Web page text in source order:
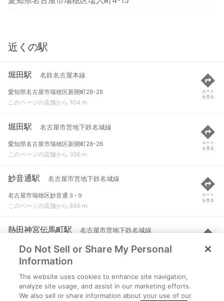
近くの駅
堀田駅 名鉄名古屋本線
愛知県名古屋市瑞穂区新開町28-26
このページの店舗から 104 m
ルート
を見る
堀田駅 名古屋市営地下鉄名城線
愛知県名古屋市瑞穂区新開町28-26
このページの店舗から 356 m
ルート
を見る
妙音通駅 名古屋市営地下鉄名城線
名古屋市瑞穂区妙音通３-９
このページの店舗から 846 m
ルート
を見る
熱田神宮伝馬町駅 名古屋市営地下鉄名城線
名古屋市熱田区伝馬２-１-１
このページの店舗から 956 m
ルート
を見る
神宮前駅 名鉄名古屋本線 など
名古屋市熱田区三本松町
Do Not Sell or Share My Personal
Information
The website uses cookies to enhance site navigation,
analyze site usage, and assist in our marketing efforts.
We also sell or share information about your use of our